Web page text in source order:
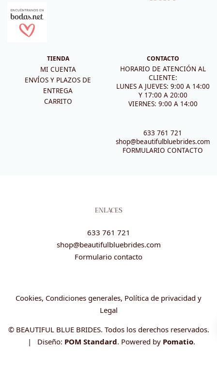
TIENDA
MI CUENTA
ENVÍOS Y PLAZOS DE
ENTREGA
CARRITO
CONTACTO
HORARIO DE ATENCIÓN AL
CLIENTE:
LUNES A JUEVES: 9:00 A 14:00
Y 17:00 A 20:00
VIERNES: 9:00 A 14:00
633 761 721
shop@beautifulbluebrides.com
FORMULARIO CONTACTO
ENLACES
633 761 721
shop@beautifulbluebrides.com
Formulario contacto
Cookies, Condiciones generales, Política de privacidad y
Legal
© BEAUTIFUL BLUE BRIDES. Todos los derechos reservados.
| Diseño: POM Standard. Powered by Pomatio.